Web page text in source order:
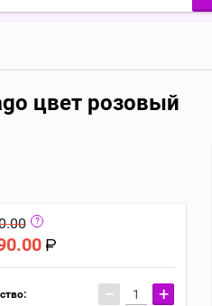
цвет розовый
− +